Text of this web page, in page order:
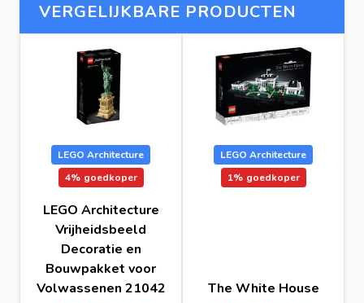
VERGELIJKBARE PRODUCTEN
LEGO Architecture
4% goedkoper
LEGO Architecture
Vrijheidsbeeld
Decoratie en
Bouwpakket voor
Volwassenen 21042
LEGO Architecture
1% goedkoper
The White House